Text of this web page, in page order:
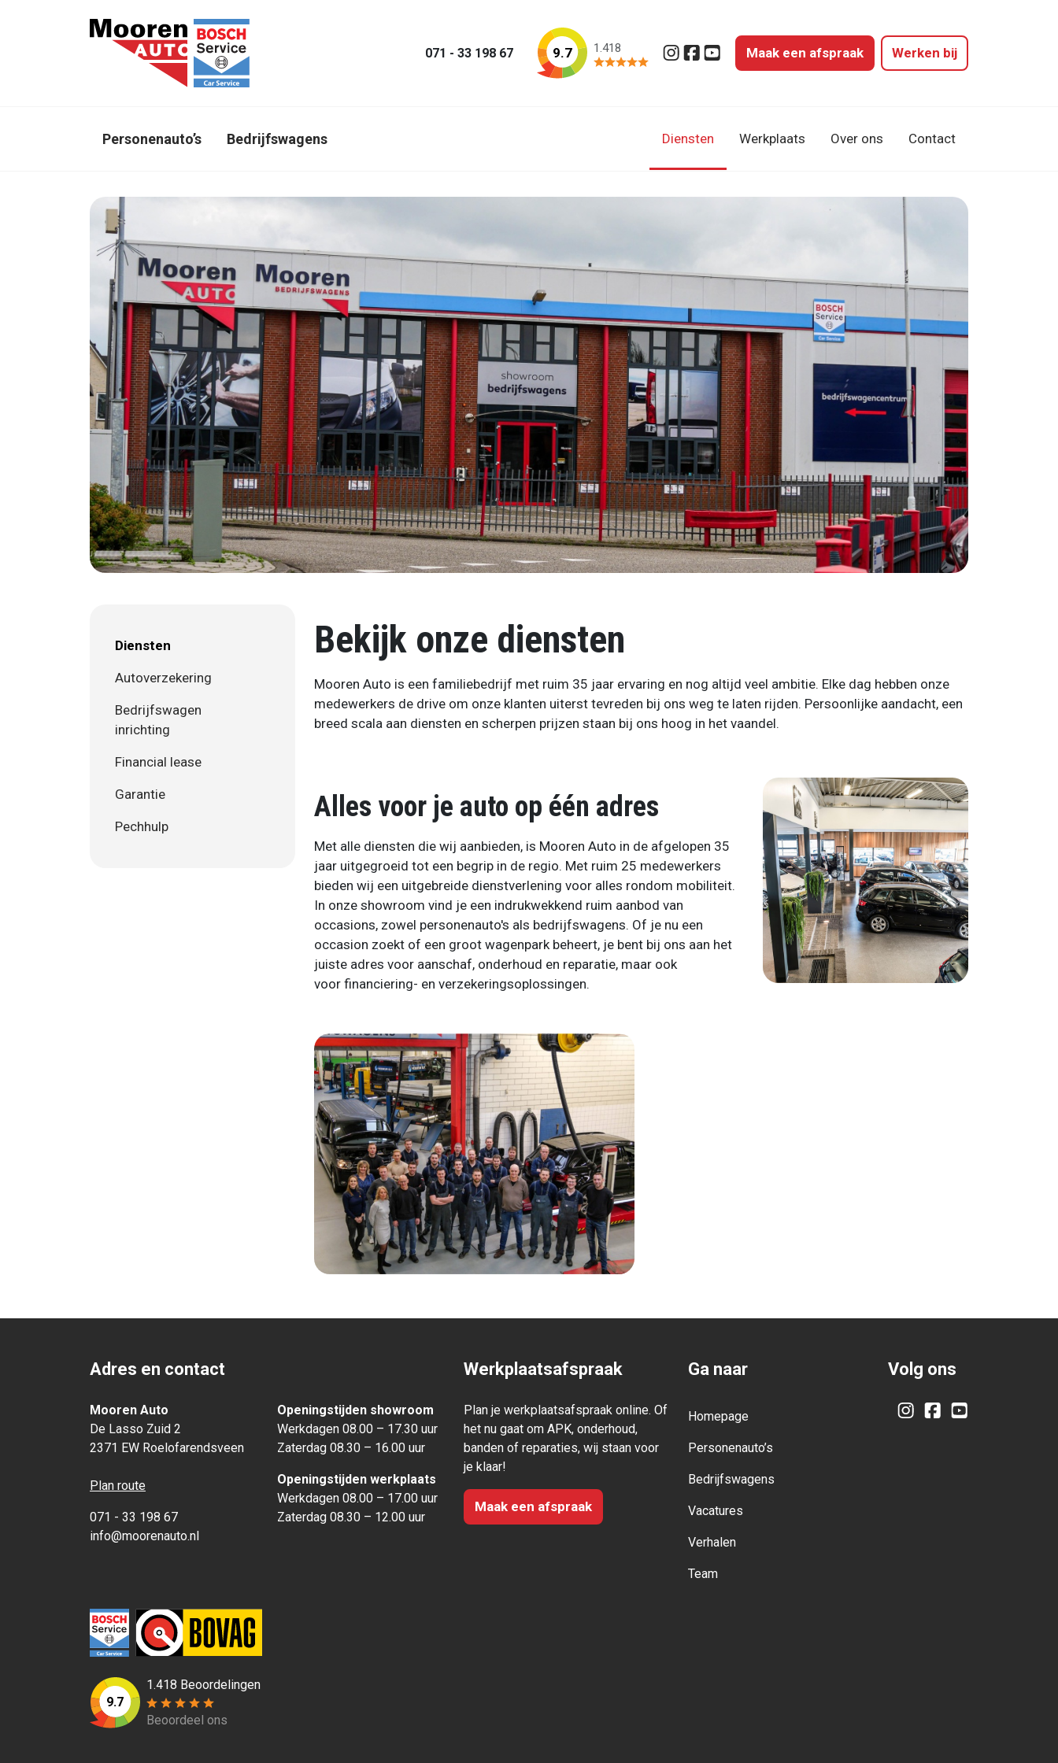
071 - 33 198 67 9.7 1.418
Instagram
Facebook
YouTubeMaak een afspraak Werken bij
Personenauto’s Bedrijfswagens Diensten Werkplaats Over ons Contact
Diensten
Autoverzekering
Bedrijfswagen
inrichting
Financial lease
Garantie
Pechhulp
Bekijk onze diensten
Mooren Auto is een familiebedrijf met ruim 35 jaar ervaring en nog altijd veel ambitie. Elke dag hebben onze
medewerkers de drive om onze klanten uiterst tevreden bij ons weg te laten rijden. Persoonlijke aandacht, een
breed scala aan diensten en scherpen prijzen staan bij ons hoog in het vaandel.
Alles voor je auto op één adres
Met alle diensten die wij aanbieden, is Mooren Auto in de afgelopen 35
jaar uitgegroeid tot een begrip in de regio. Met ruim 25 medewerkers
bieden wij een uitgebreide dienstverlening voor alles rondom mobiliteit.
In onze showroom vind je een indrukwekkend ruim aanbod van
occasions, zowel personenauto's als bedrijfswagens. Of je nu een
occasion zoekt of een groot wagenpark beheert, je bent bij ons aan het
juiste adres voor aanschaf, onderhoud en reparatie, maar ook
voor financiering- en verzekeringsoplossingen.
Adres en contact
Mooren Auto
De Lasso Zuid 2
2371 EW Roelofarendsveen
Plan route
071 - 33 198 67
info@moorenauto.nl
Openingstijden showroom
Werkdagen 08.00 – 17.30 uur
Zaterdag 08.30 – 16.00 uur
Openingstijden werkplaats
Werkdagen 08.00 – 17.00 uur
Zaterdag 08.30 – 12.00 uur
Werkplaatsafspraak
Plan je werkplaatsafspraak online. Of
het nu gaat om APK, onderhoud,
banden of reparaties, wij staan voor
je klaar!
Maak een afspraak
Ga naar
Homepage
Personenauto’s
Bedrijfswagens
Vacatures
Verhalen
Team
Volg ons
Instagram
FacebookYouTube
9.7
1.418 Beoordelingen
Beoordeel ons